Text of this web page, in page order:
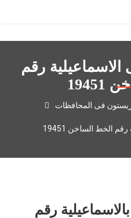
رقم
فى المحافظات
الخط الساخن 19451
رقم